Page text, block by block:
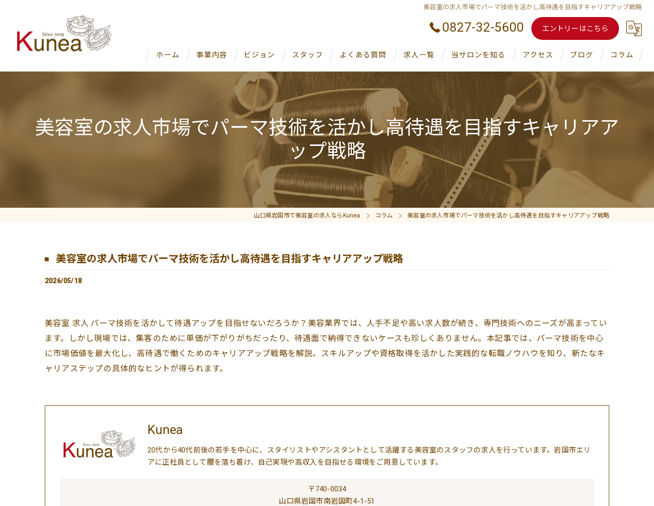
美容室の求人市場でパーマ技術を活かし高待遇を目指すキャリアアップ戦略
0827-32-5600 エントリーはこちら
ホーム 事業内容 ビジョン スタッフ よくある質問 求人一覧 当サロンを知る
スタイリスト
転職
新卒
技術力
アクセス ブログ コラム
美容室の求人市場でパーマ技術を活かし高待遇を目指すキャリアア
ップ戦略
山口県岩国市で美容室の求人ならKunea コラム 美容室の求人市場でパーマ技術を活かし高待遇を目指すキャリアアップ戦略
美容室の求人市場でパーマ技術を活かし高待遇を目指すキャリアアップ戦略
2026/05/18
美容室 求人 パーマ技術を活かして待遇アップを目指せないだろうか？美容業界では、人手不足や高い求人数が続き、専門技術へのニーズが高まってい
ます。しかし現場では、集客のために単価が下がりがちだったり、待遇面で納得できないケースも珍しくありません。本記事では、パーマ技術を中心
に市場価値を最大化し、高待遇で働くためのキャリアアップ戦略を解説。スキルアップや資格取得を活かした実践的な転職ノウハウを知り、新たなキ
ャリアステップの具体的なヒントが得られます。
Kunea
20代から40代前後の若手を中心に、スタイリストやアシスタントとして活躍する美容室のスタッフの求人を行っています。岩国市エリ
アに正社員として腰を落ち着け、自己実現や高収入を目指せる環境をご用意しています。
〒740-0034
山口県岩国市南岩国町4-1-51